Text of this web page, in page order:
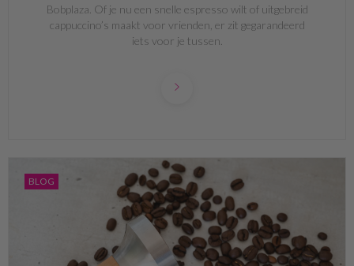
Bobplaza. Of je nu een snelle espresso wilt of uitgebreid
cappuccino’s maakt voor vrienden, er zit gegarandeerd
iets voor je tussen.
BLOG